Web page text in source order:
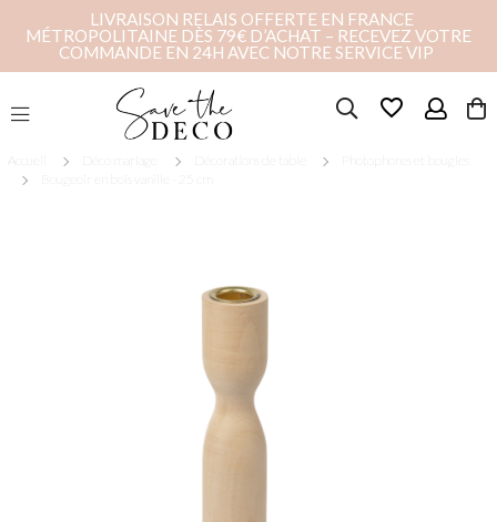
LIVRAISON RELAIS OFFERTE EN FRANCE
MÉTROPOLITAINE DÈS 79€ D’ACHAT – RECEVEZ VOTRE
COMMANDE EN 24H AVEC NOTRE SERVICE VIP
favorite_border
Accueil Déco mariage Décorations de table
Photophores et bougies
Bougeoir en bois vanille - 25 cm